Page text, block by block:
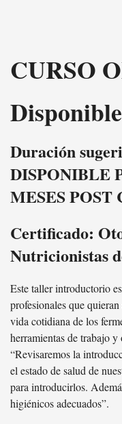
CURSO
Duración
DISPONIBLE
MESES POST
Certificado:
Nutricionistas
Este taller introductorio
profesionales que
vida cotidiana de los
herramientas de trabajo y
“Revisaremos la
el estado de salud de
para introducirlos.
higiénicos adecuados”.